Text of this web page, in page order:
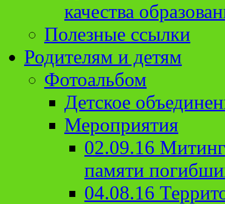
качества
Полезные ссылки
Родителям и детям
Фотоальбом
Детское
Мероприятия
02.09.16
памяти
04.08.16